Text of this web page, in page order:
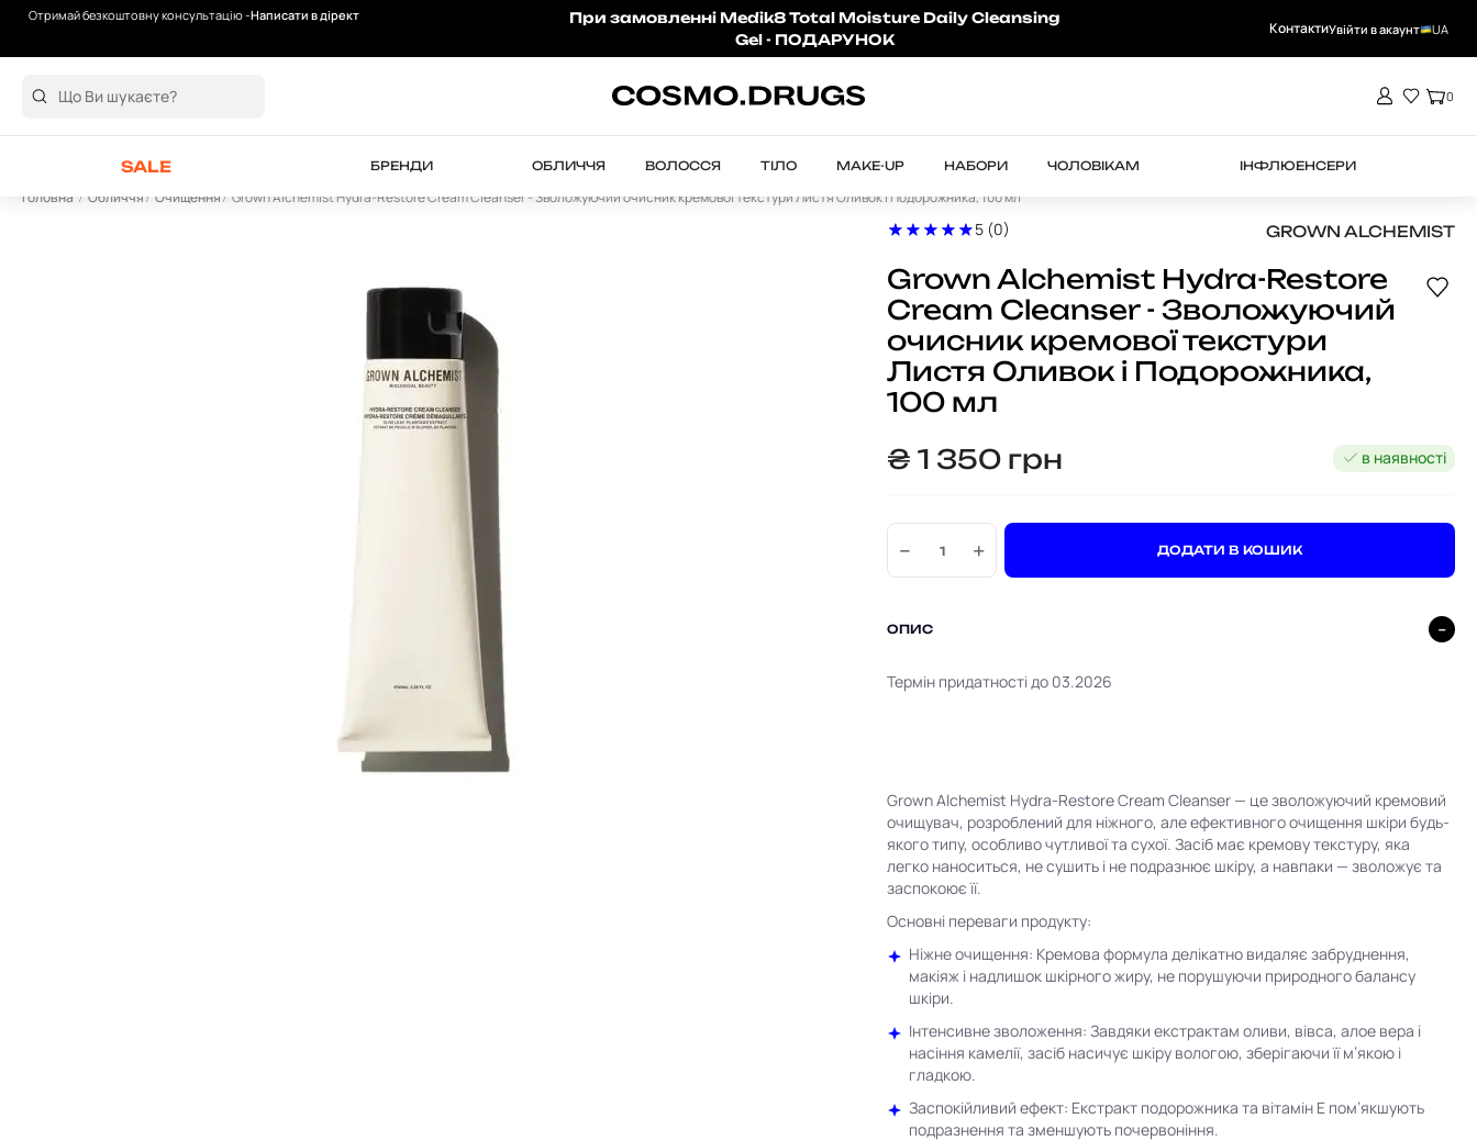
Отримай безкоштовну консультацію -Написати в дірект
Безкоштовна доставка від 2000 грн
При замовленні Medik8 Total Moisture Daily Cleansing
Gel - ПОДАРУНОК
КонтактиУвійти в акаунт UA
0
SALE БРЕНДИ ОБЛИЧЧЯ ВОЛОССЯ ТІЛО MAKE-UP НАБОРИ ЧОЛОВІКАМ ІНФЛЮЕНСЕРИ
Головна Обличчя Очищення Grown Alchemist Hydra-Restore Cream Cleanser - Зволожуючий очисник кремової текстури Листя Оливок і Подорожника, 100 мл
5 (0) GROWN ALCHEMIST
Grown Alchemist Hydra-Restore
Cream Cleanser - Зволожуючий
очисник кремової текстури
Листя Оливок і Подорожника,
100 мл
₴1 350 грн в наявності
− + ДОДАТИ В КОШИК
ОПИС
Термін придатності до 03.2026
Grown Alchemist Hydra-Restore Cream Cleanser — це зволожуючий кремовий
очищувач, розроблений для ніжного, але ефективного очищення шкіри будь-
якого типу, особливо чутливої та сухої. Засіб має кремову текстуру, яка
легко наноситься, не сушить і не подразнює шкіру, а навпаки — зволожує та
заспокоює її.
Основні переваги продукту:
Ніжне очищення: Кремова формула делікатно видаляє забруднення,
макіяж і надлишок шкірного жиру, не порушуючи природного балансу
шкіри.
Інтенсивне зволоження: Завдяки екстрактам оливи, вівса, алое вера і
насіння камелії, засіб насичує шкіру вологою, зберігаючи її м’якою і
гладкою.
Заспокійливий ефект: Екстракт подорожника та вітамін Е пом’якшують
подразнення та зменшують почервоніння.